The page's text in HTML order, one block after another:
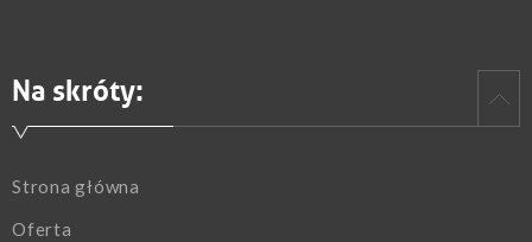
Na skróty:
Strona główna
Oferta